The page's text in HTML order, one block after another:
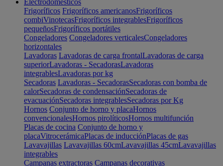
Electrodomésticos
Frigoríficos Frigoríficos americanosFrigoríficos
combiVinotecasFrigoríficos integrablesFrigoríficos
pequeñosFrigoríficos portátiles
Congeladores Congeladores verticalesCongeladores
horizontales
Lavadoras Lavadoras de carga frontalLavadoras de carga
superiorLavadoras - SecadorasLavadoras
integrablesLavadoras por kg
Secadoras Lavadoras - SecadorasSecadoras con bomba de
calorSecadoras de condensaciónSecadoras de
evacuaciónSecadoras integrablesSecadoras por Kg
Hornos Conjunto de horno y placaHornos
convencionalesHornos pirolíticosHornos multifunción
Placas de cocina Conjunto de horno y
placaVitrocerámicaPlacas de inducciónPlacas de gas
Lavavajillas Lavavajillas 60cmLavavajillas 45cmLavavajillas
integrables
Campanas extractoras Campanas decorativas